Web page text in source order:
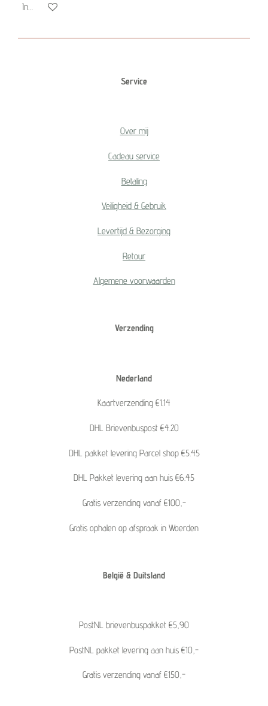
In winkelwagen
Service
Over mij
Cadeau service
Betaling
Veiligheid & Gebruik
Levertijd & Bezorging
Retour
Algemene voorwaarden
Verzending
Nederland
Kaartverzending €1.14
DHL Brievenbuspost €4.20
DHL pakket levering Parcel shop €5.45
DHL Pakket levering aan huis €6.45
Gratis verzending vanaf €100,-
Gratis ophalen op afspraak in Woerden
België & Duitsland
PostNL brievenbuspakket €5,90
PostNL pakket levering aan huis €10,-
Gratis verzending vanaf €150,-